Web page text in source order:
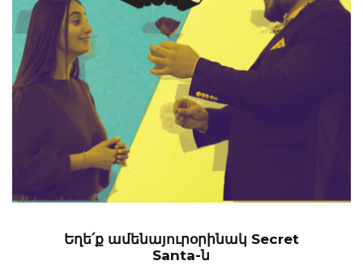
Եղե՛ք ամենայուրօրինակ Secret
Santa-ն